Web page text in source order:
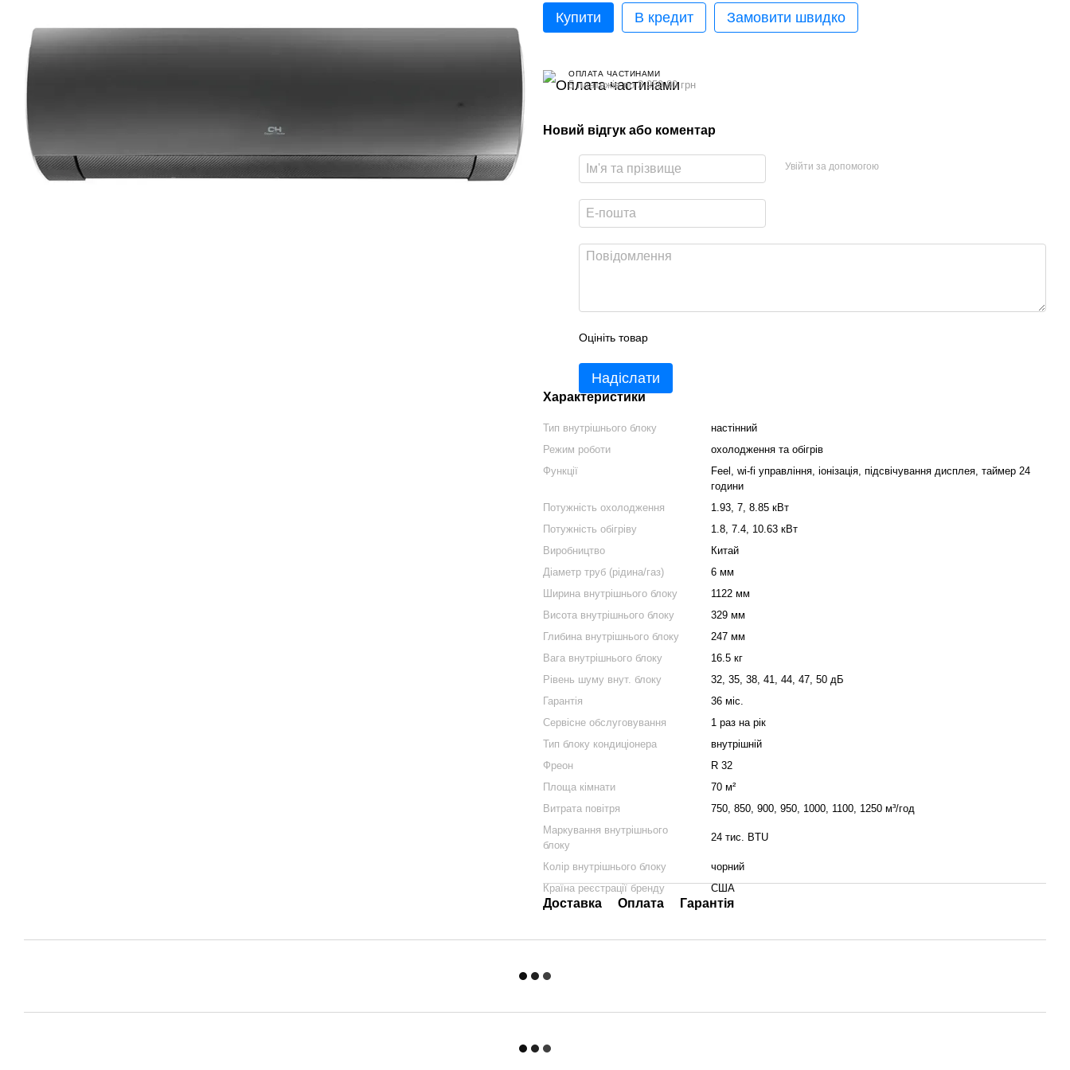
Купити В кредит Замовити швидко
ОПЛАТА ЧАСТИНАМИ
5 платежів по 3 959.80 грн
Новий відгук або коментар
Увійти за допомогою
Оцініть товар
Надіслати
Характеристики
Тип внутрішнього блоку
настінний
Режим роботи
охолодження та обігрів
Функції
Feel, wi-fi управління, іонізація, підсвічування дисплея, таймер 24
години
Потужність охолодження
1.93, 7, 8.85 кВт
Потужність обігріву
1.8, 7.4, 10.63 кВт
Виробництво
Китай
Діаметр труб (рідина/газ)
6 мм
Ширина внутрішнього блоку
1122 мм
Висота внутрішнього блоку
329 мм
Глибина внутрішнього блоку
247 мм
Вага внутрішнього блоку
16.5 кг
Рівень шуму внут. блоку
32, 35, 38, 41, 44, 47, 50 дБ
Гарантія
36 міс.
Сервісне обслуговування
1 раз на рік
Тип блоку кондиціонера
внутрішній
Фреон
R 32
Площа кімнати
70 м²
Витрата повітря
750, 850, 900, 950, 1000, 1100, 1250 м³/год
Маркування внутрішнього
блоку
24 тис. BTU
Колір внутрішнього блоку
чорний
Країна реєстрації бренду
США
Доставка Оплата Гарантія